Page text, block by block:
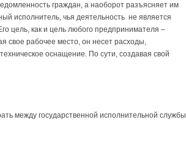
граждан, а наоборот разъясняет им
исполнитель, чья деятельность не является
цель, как и цель любого предпринимателя –
свое рабочее место, он несет расходы,
оснащение. По сути, создавая свой
между государственной исполнительной службы